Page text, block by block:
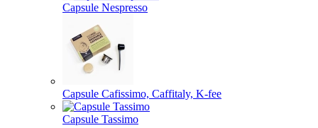
Capsule Nespresso
Capsule Cafissimo, Caffitaly, K-fee
Capsule Tassimo